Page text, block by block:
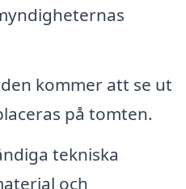
kommer att se ut
på tomten.
tekniska
och